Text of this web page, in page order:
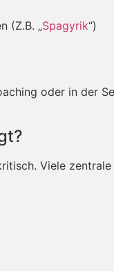
(Z.B. „Spagyrik“)
oder in der
Viele